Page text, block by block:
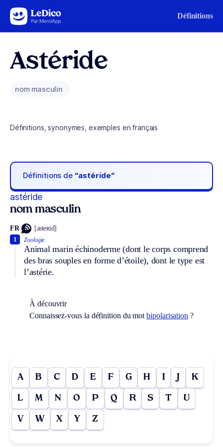
Aller au contenu Définitions
Astéride
nom masculin
Définitions, synonymes, exemples en français
Définitions de “astéride“
astéride
nom masculin
FR [asteʀid]
Zoologie.
Animal marin échinoderme (dont le corps comprend
des bras souples en forme d’étoile), dont le type est
l’astérie.
1
À découvrir
Connaissez-vous la définition du motbipolarisation ?
A B C D E F G H I J K
L M N O P Q R S T U
V W X Y Z